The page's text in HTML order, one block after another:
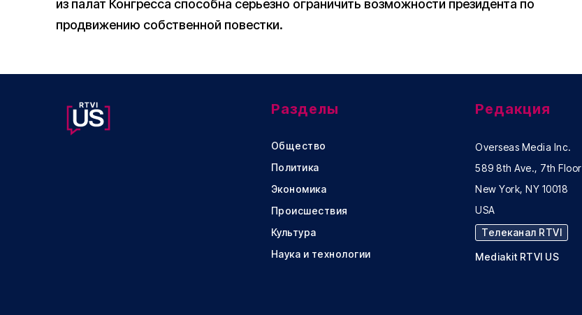
из палат Конгресса способна серьезно ограничить возможности президента по
продвижению собственной повестки.
Разделы
Общество
Политика
Экономика
Происшествия
Культура
Наука и технологии
Редакция
Overseas Media Inc.
589 8th Ave., 7th Floor
New York, NY 10018
USA
Телеканал RTVI
Mediakit RTVI US